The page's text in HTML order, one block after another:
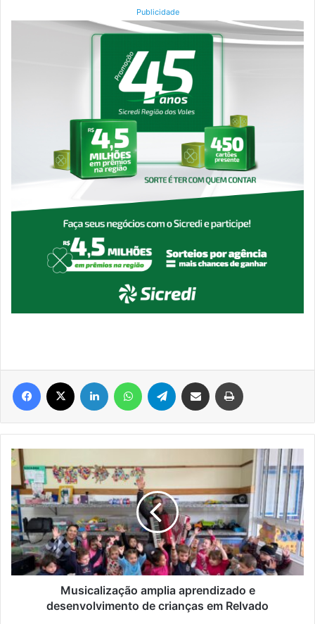
Publicidade
Facebook Linkedin WhatsAppTelegram Compartilhar via e-mail
Musicalização
amplia
aprendizado
e
desenvolvimento
de
crianças
em
Relvado
Musicalização amplia aprendizado e
desenvolvimento de crianças em Relvado